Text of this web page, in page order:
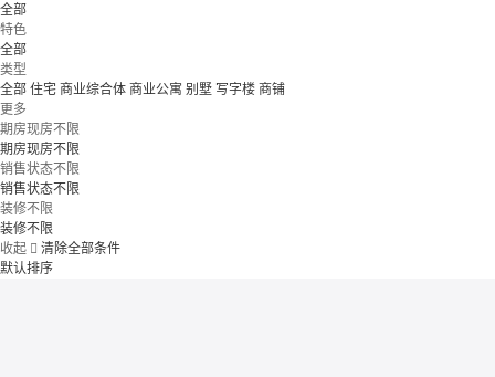
全部
特色
全部
类型
全部 住宅 商业综合体 商业公寓 别墅 写字楼 商铺
更多
期房现房不限
期房现房不限
销售状态不限
销售状态不限
装修不限
装修不限
收起  清除全部条件
默认排序